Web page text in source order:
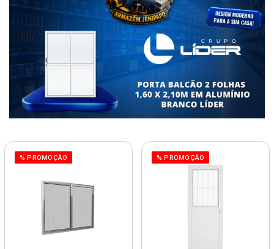
% PROMOÇÃO % PROMOÇÃO